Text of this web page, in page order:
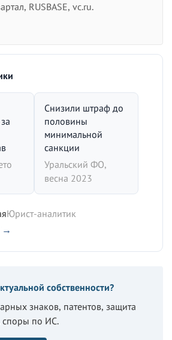
RUSBASE, vc.ru.
Снизили штраф до
половины
минимальной
санкции
Уральский ФО,
весна 2023
Юрист-аналитик
→
собственности?
знаков, патентов, защита
споры по ИС.